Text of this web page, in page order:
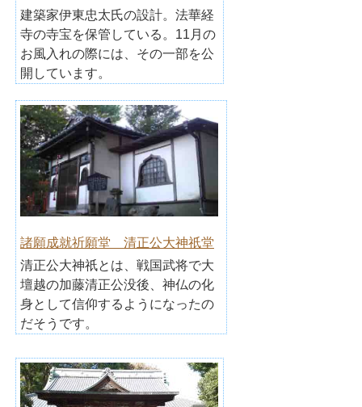
建築家伊東忠太氏の設計。法華経
寺の寺宝を保管している。11月の
お風入れの際には、その一部を公
開しています。
諸願成就祈願堂 清正公大神祇堂
清正公大神祇とは、戦国武将で大
壇越の加藤清正公没後、神仏の化
身として信仰するようになったの
だそうです。